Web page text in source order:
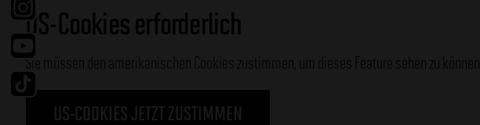
US-Cookies erforderlich
Sie müssen den amerikanischen Cookies zustimmen, um dieses Feature sehen zu können.
US-COOKIES JETZT ZUSTIMMEN
Instragram
Youtube
Tiktok